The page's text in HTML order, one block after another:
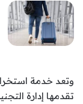
وتعد خدمة
تقدمها إدارة